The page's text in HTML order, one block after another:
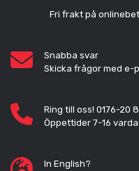
Fri frakt på
Snabba svar
Skicka frågor med e-
Ring till oss! 0176-20
Öppettider 7-16
In English?